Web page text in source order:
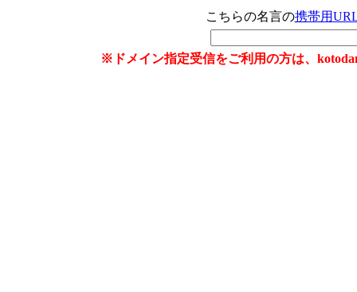
こちらの名言の携帯用
※ドメイン指定受信をご利用の方は、